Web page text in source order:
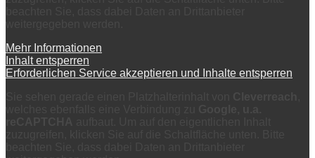
Mehr Informationen
Inhalt entsperren
Erforderlichen Service akzeptieren und Inhalte entsperren